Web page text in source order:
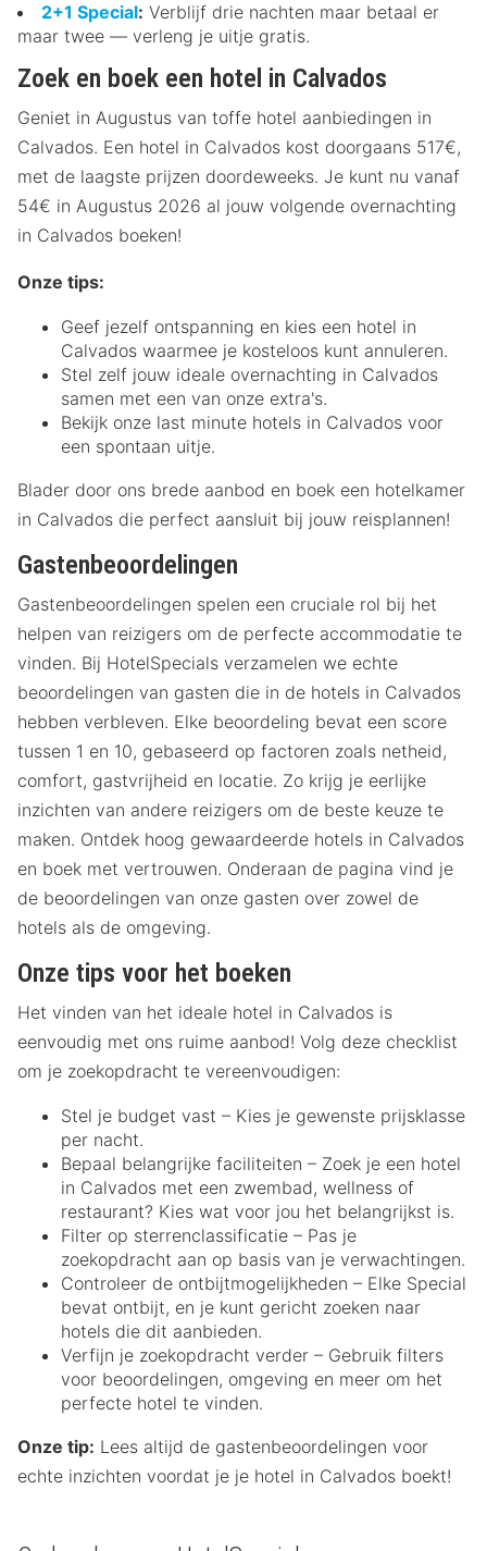
2+1 Special: Verblijf drie nachten maar betaal er
maar twee — verleng je uitje gratis.
Zoek en boek een hotel in Calvados
Geniet in Augustus van toffe hotel aanbiedingen in
Calvados. Een hotel in Calvados kost doorgaans 517€,
met de laagste prijzen doordeweeks. Je kunt nu vanaf
54€ in Augustus 2026 al jouw volgende overnachting
in Calvados boeken!
Onze tips:
Geef jezelf ontspanning en kies een hotel in
Calvados waarmee je kosteloos kunt annuleren.
Stel zelf jouw ideale overnachting in Calvados
samen met een van onze extra's.
Bekijk onze last minute hotels in Calvados voor
een spontaan uitje.
Blader door ons brede aanbod en boek een hotelkamer
in Calvados die perfect aansluit bij jouw reisplannen!
Gastenbeoordelingen
Gastenbeoordelingen spelen een cruciale rol bij het
helpen van reizigers om de perfecte accommodatie te
vinden. Bij HotelSpecials verzamelen we echte
beoordelingen van gasten die in de hotels in Calvados
hebben verbleven. Elke beoordeling bevat een score
tussen 1 en 10, gebaseerd op factoren zoals netheid,
comfort, gastvrijheid en locatie. Zo krijg je eerlijke
inzichten van andere reizigers om de beste keuze te
maken. Ontdek hoog gewaardeerde hotels in Calvados
en boek met vertrouwen. Onderaan de pagina vind je
de beoordelingen van onze gasten over zowel de
hotels als de omgeving.
Onze tips voor het boeken
Het vinden van het ideale hotel in Calvados is
eenvoudig met ons ruime aanbod! Volg deze checklist
om je zoekopdracht te vereenvoudigen:
Stel je budget vast – Kies je gewenste prijsklasse
per nacht.
Bepaal belangrijke faciliteiten – Zoek je een hotel
in Calvados met een zwembad, wellness of
restaurant? Kies wat voor jou het belangrijkst is.
Filter op sterrenclassificatie – Pas je
zoekopdracht aan op basis van je verwachtingen.
Controleer de ontbijtmogelijkheden – Elke Special
bevat ontbijt, en je kunt gericht zoeken naar
hotels die dit aanbieden.
Verfijn je zoekopdracht verder – Gebruik filters
voor beoordelingen, omgeving en meer om het
perfecte hotel te vinden.
Onze tip: Lees altijd de gastenbeoordelingen voor
echte inzichten voordat je je hotel in Calvados boekt!